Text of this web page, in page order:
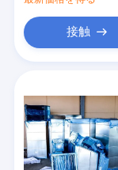
床の保護フィ
アルミニウム
衝突の覆いの
接触